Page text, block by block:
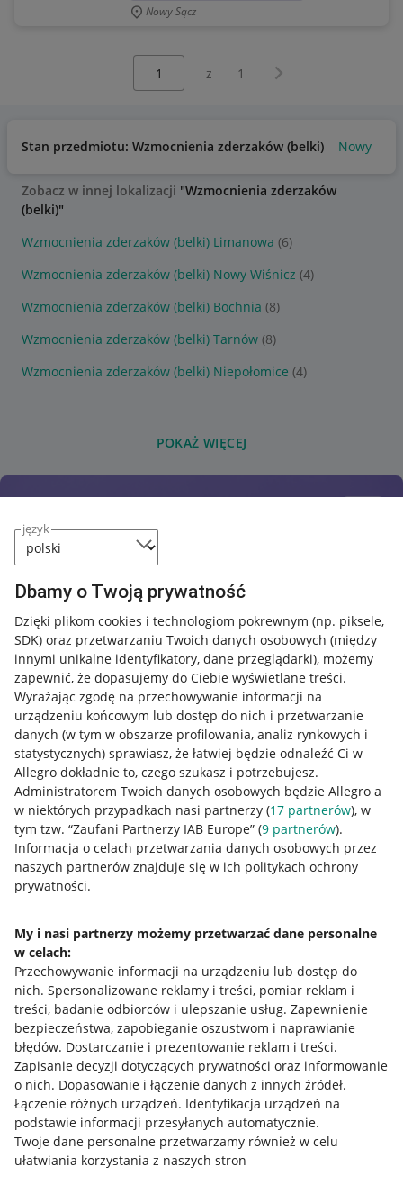
język
Dbamy o Twoją prywatność
Dzięki plikom cookies i technologiom pokrewnym (np. piksele,
SDK) oraz przetwarzaniu Twoich danych osobowych (między
innymi unikalne identyfikatory, dane przeglądarki), możemy
zapewnić, że dopasujemy do Ciebie wyświetlane treści.
Wyrażając zgodę na przechowywanie informacji na
urządzeniu końcowym lub dostęp do nich i przetwarzanie
danych (w tym w obszarze profilowania, analiz rynkowych i
statystycznych) sprawiasz, że łatwiej będzie odnaleźć Ci w
Allegro dokładnie to, czego szukasz i potrzebujesz.
Administratorem Twoich danych osobowych będzie Allegro a
w niektórych przypadkach nasi partnerzy (17 partnerów), w
tym tzw. “Zaufani Partnerzy IAB Europe” (9 partnerów).
Informacja o celach przetwarzania danych osobowych przez
naszych partnerów znajduje się w ich politykach ochrony
prywatności.
My i nasi partnerzy możemy przetwarzać dane personalne
w celach:
Przechowywanie informacji na urządzeniu lub dostęp do
nich. Spersonalizowane reklamy i treści, pomiar reklam i
treści, badanie odbiorców i ulepszanie usług. Zapewnienie
bezpieczeństwa, zapobieganie oszustwom i naprawianie
błędów. Dostarczanie i prezentowanie reklam i treści.
Zapisanie decyzji dotyczących prywatności oraz informowanie
o nich. Dopasowanie i łączenie danych z innych źródeł.
Łączenie różnych urządzeń. Identyfikacja urządzeń na
podstawie informacji przesyłanych automatycznie.
Twoje dane personalne przetwarzamy również w celu
ułatwiania korzystania z naszych stron
Nowy Sącz
z 1 Następna strona
Stan przedmiotu: Wzmocnienia zderzaków (belki) Nowy
Zobacz w innej lokalizacji "Wzmocnienia zderzaków
(belki)"
Wzmocnienia zderzaków (belki) Limanowa (6)
Wzmocnienia zderzaków (belki) Nowy Wiśnicz (4)
Wzmocnienia zderzaków (belki) Bochnia (8)
Wzmocnienia zderzaków (belki) Tarnów (8)
Wzmocnienia zderzaków (belki) Niepołomice (4)
POKAŻ WIĘCEJ
Przydatne informacje
Jak to działa
Allegro Gadane dla sprzedających
Allegro Gadane dla kupujących
Mapa miejscowości
Informacje prawne
Regulamin
Polityka plików "cookies"
Ustawienia plików "cookies"